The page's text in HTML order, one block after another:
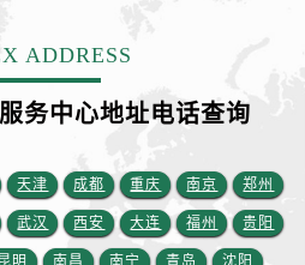
江苏省扬州市邗江区国展路29号星耀天地写字楼1号楼18层1803室劳力士售后服务中心（需提前预约）
江西省赣州市章贡区文清路劳力士售后服务中心（需提前预约）
江西省吉安市吉州区井冈山大道劳力士售后服务中心（需提前预约）
ADDRESS
务中心地址电话查询
天津 成都 重庆 南京 郑州
武汉 西安 大连 福州 贵阳
明 南昌 南宁 青岛 沈阳